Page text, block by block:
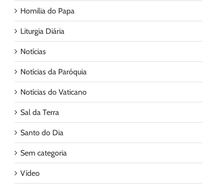
Homilia do Papa
Liturgia Diária
Notícias
Notícias da Paróquia
Notícias do Vaticano
Sal da Terra
Santo do Dia
Sem categoria
Vídeo